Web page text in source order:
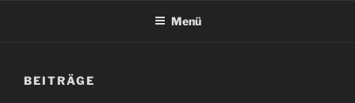
Menü
BEITRÄGE